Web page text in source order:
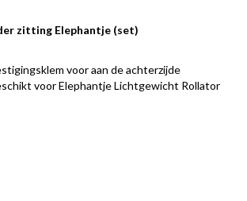
zitting Elephantje (set)
voor aan de achterzijde
voor Elephantje Lichtgewicht Rollator